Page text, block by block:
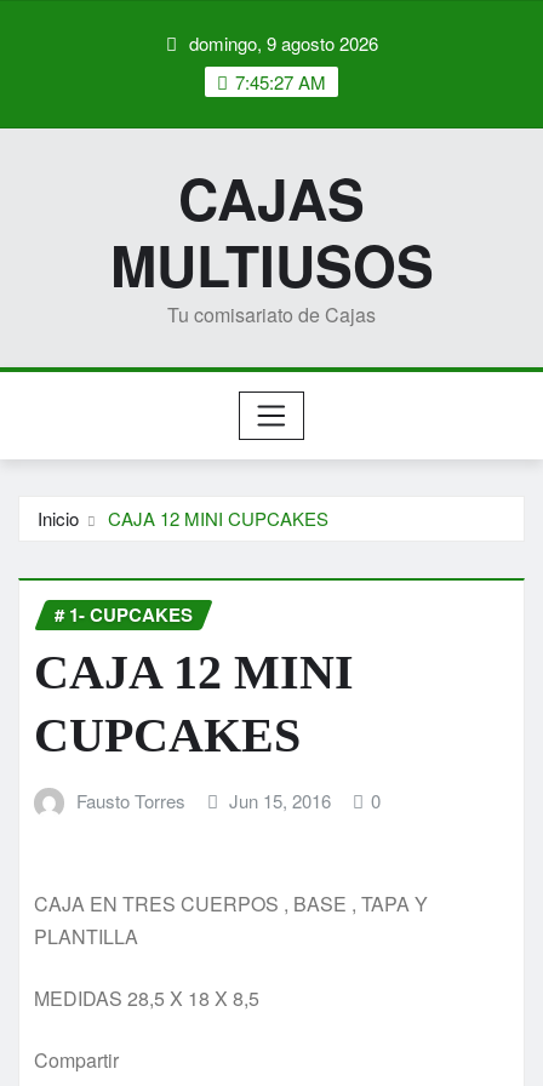
domingo, 9 agosto 2026
7:45:27 AM
CAJAS
MULTIUSOS
Tu comisariato de Cajas
Inicio CAJA 12 MINI CUPCAKES
# 1- CUPCAKES
CAJA 12 MINI
CUPCAKES
Fausto Torres Jun 15, 2016 0
CAJA EN TRES CUERPOS , BASE , TAPA Y
PLANTILLA
MEDIDAS 28,5 X 18 X 8,5
Compartir